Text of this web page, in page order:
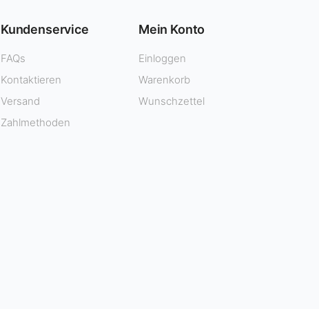
Kundenservice
FAQs
Kontaktieren
Versand
Zahlmethoden
Mein Konto
Einloggen
Warenkorb
Wunschzettel